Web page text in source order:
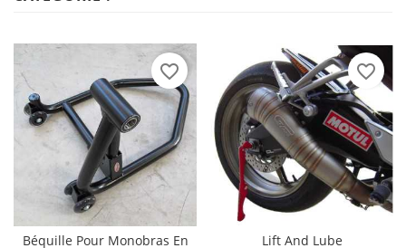
Béquille Pour Monobras En
favorite_border
Lift And Lube
favorite_border